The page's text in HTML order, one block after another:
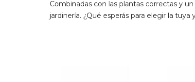
Combinadas con las plantas correctas y
jardinería. ¿Qué esperás para elegir la